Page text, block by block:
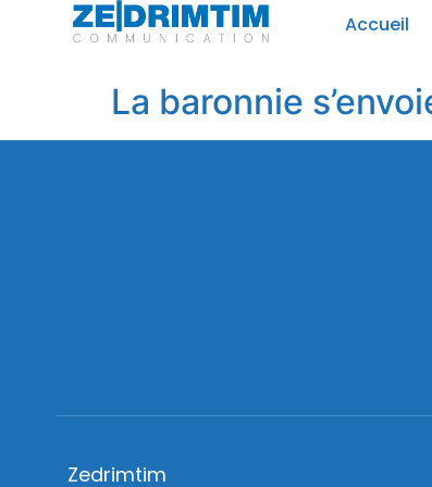
Accueil
La baronnie
Zedrimtim
Panneau de gestion des cookies